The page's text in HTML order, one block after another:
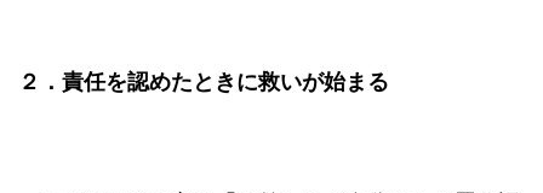
２．責任を認めたときに救いが始まる